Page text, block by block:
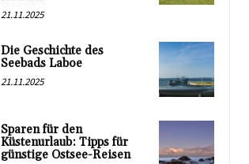
21.11.2025
Die Geschichte des
Seebads Laboe
21.11.2025
Sparen für den
Küstenurlaub: Tipps für
günstige Ostsee-Reisen